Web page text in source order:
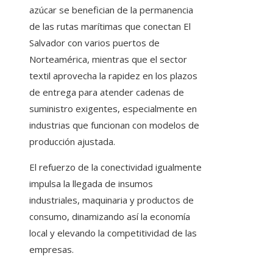
azúcar se benefician de la permanencia
de las rutas marítimas que conectan El
Salvador con varios puertos de
Norteamérica, mientras que el sector
textil aprovecha la rapidez en los plazos
de entrega para atender cadenas de
suministro exigentes, especialmente en
industrias que funcionan con modelos de
producción ajustada.
El refuerzo de la conectividad igualmente
impulsa la llegada de insumos
industriales, maquinaria y productos de
consumo, dinamizando así la economía
local y elevando la competitividad de las
empresas.